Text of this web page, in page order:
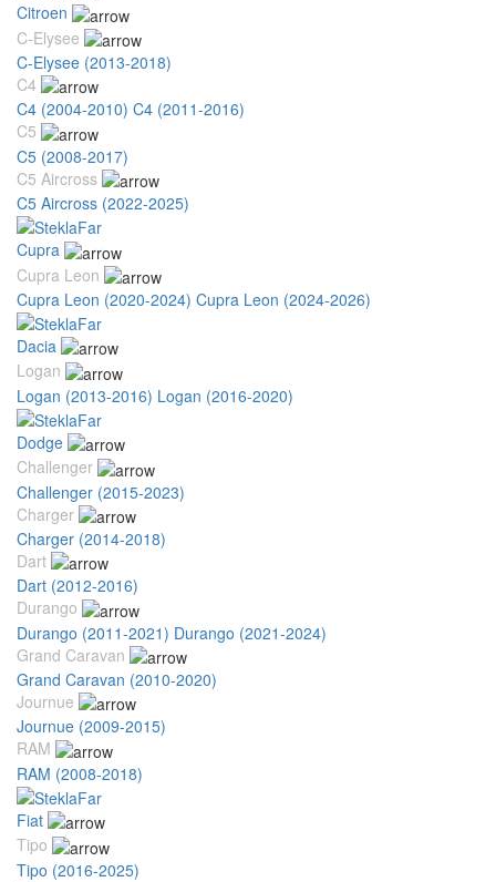
Citroen
C-Elysee
C-Elysee (2013-2018)
C4
C4 (2004-2010) C4 (2011-2016)
C5
C5 (2008-2017)
C5 Aircross
C5 Aircross (2022-2025)
Cupra
Cupra Leon
Cupra Leon (2020-2024) Cupra Leon (2024-2026)
Dacia
Logan
Logan (2013-2016) Logan (2016-2020)
Dodge
Challenger
Challenger (2015-2023)
Charger
Charger (2014-2018)
Dart
Dart (2012-2016)
Durango
Durango (2011-2021) Durango (2021-2024)
Grand Caravan
Grand Caravan (2010-2020)
Journue
Journue (2009-2015)
RAM
RAM (2008-2018)
Fiat
Tipo
Tipo (2016-2025)